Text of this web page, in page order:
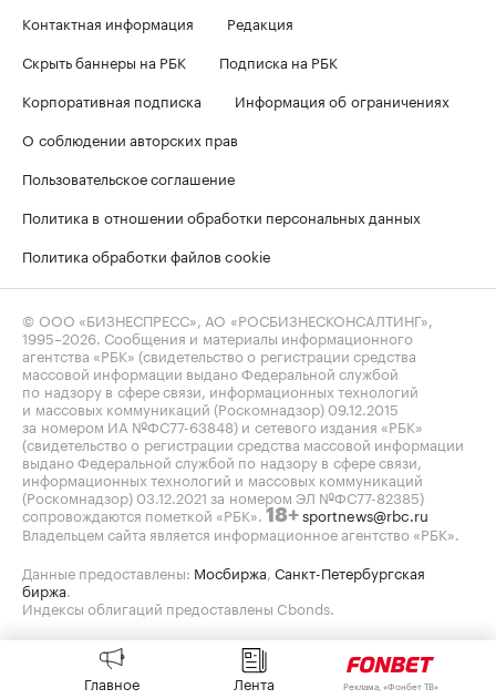
Контактная информация
Редакция
Скрыть баннеры на РБК
Подписка на РБК
Корпоративная подписка
Информация об ограничениях
О соблюдении авторских прав
Пользовательское соглашение
Политика в отношении обработки персональных данных
Политика обработки файлов cookie
© ООО «БИЗНЕСПРЕСС», АО «РОСБИЗНЕСКОНСАЛТИНГ»,
1995–2026 . Сообщения и материалы информационного
агентства «РБК» (свидетельство о регистрации средства
массовой информации выдано Федеральной службой
по надзору в сфере связи, информационных технологий
и массовых коммуникаций (Роскомнадзор) 09.12.2015
за номером ИА №ФС77-63848) и сетевого издания «РБК»
(свидетельство о регистрации средства массовой информации
выдано Федеральной службой по надзору в сфере связи,
информационных технологий и массовых коммуникаций
(Роскомнадзор) 03.12.2021 за номером ЭЛ №ФС77-82385)
сопровождаются пометкой «РБК». 18+ sportnews@rbc.ru
Владельцем сайта является информационное агентство «РБК».
Данные предоставлены: Мосбиржа Санкт-Петербургская
биржа
Индексы облигаций предоставлены Cbonds.
Главное Лента Реклама, «Фонбет ТВ»